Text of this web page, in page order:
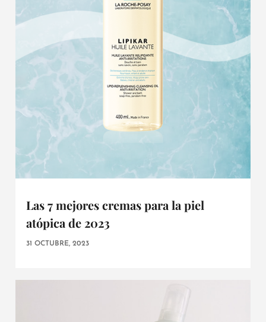
Las 7 mejores cremas para la piel
atópica de 2023
31 OCTUBRE, 2023